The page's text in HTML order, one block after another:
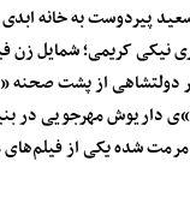
پیردوست به خانه ابدی
نیکی کریمی؛ شمایل
دولتشاهی از پشت صحنه
داریوش مهرجویی در
مرمت شده یکی از